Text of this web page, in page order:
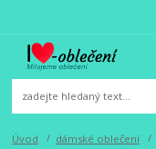
Úvod dámské oblečení